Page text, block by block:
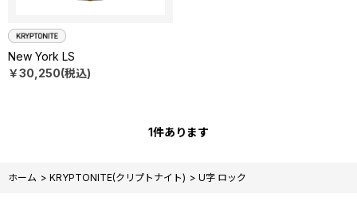
New York LS
￥30,250(税込)
1件あります
ホーム > KRYPTONITE(クリプトナイト) > U字 ロック